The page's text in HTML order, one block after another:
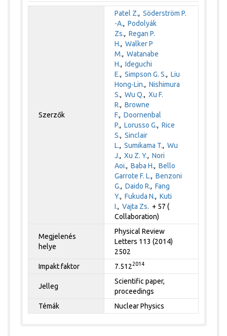
Szerzők
Patel Z.,Söderström P.
-A.,Podolyák
Zs.,Regan P.
H.,Walker P
M.,Watanabe
H.,Ideguchi
E.,Simpson G. S.,Liu
Hong-Lin.,Nishimura
S.,Wu Q.,Xu F.
R.,Browne
F.,Doornenbal
P.,Lorusso G.,Rice
S.,Sinclair
L.,Sumikama T.,Wu
J.,Xu Z. Y.,Nori
Aoi.,Baba H.,Bello
Garrote F. L.,Benzoni
G.,Daido R.,Fang
Y.,Fukuda N.,Kuti
I.,Vajta Zs. + 57 (
Collaboration)
Megjelenés
helye
Physical Review
Letters 113 (2014)
2502
Impakt faktor
7.5122014
Jelleg
Scientific paper,
proceedings
Témák
Nuclear Physics